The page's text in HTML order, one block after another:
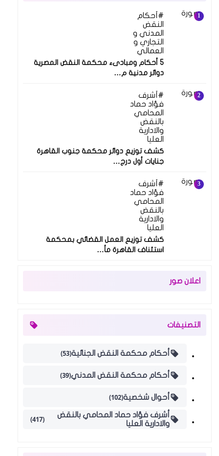
أحكام
النقض
المدني و
التجاري و
العمالي
5 أحكام ومبادىء محكمة النقض المصرية
دوائر مدنية م…
أشرف
فؤاد حماد
المحامي
بالنقض
والادارية
العليا
كشف توزيع دوائر محكمة جنوب القاهرة
جنايات أول درج…
أشرف
فؤاد حماد
المحامي
بالنقض
والادارية
العليا
كشف توزيع العمل القضائي بمحكمة
استئناف القاهرة مأ…
اعلان صور
التصنيفات
أحكام محكمة النقض الجنائية(53)
أحكام محكمة النقض المدني(39)
أحوال شخصية(102)
أشرف فؤاد حماد المحامي بالنقض
والادارية العليا
(417)